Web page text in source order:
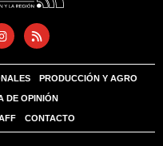
PRODUCCIÓN Y AGRO
DE OPINIÓN
CONTACTO